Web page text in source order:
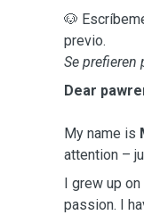
🐶
previo.
Se prefieren
Dear
My name is
attention –
I grew up
passion. I